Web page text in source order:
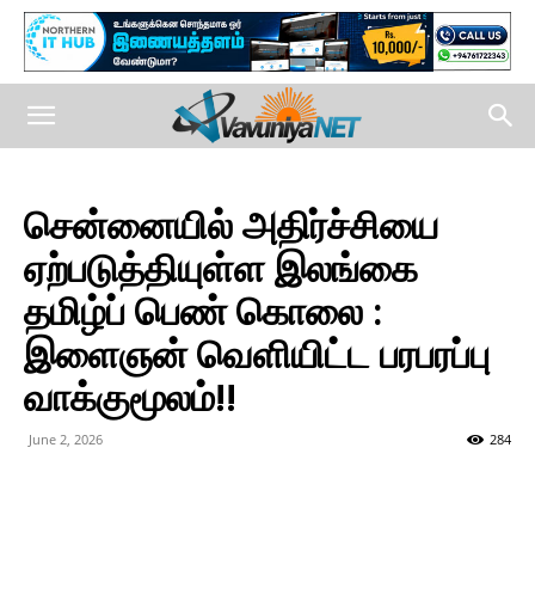
சென்னையில் அதிர்ச்சியை
ஏற்படுத்தியுள்ள இலங்கை
தமிழ்ப் பெண் கொலை :
இளைஞன் வெளியிட்ட பரபரப்பு
வாக்குமூலம்!!
June 2, 2026 284